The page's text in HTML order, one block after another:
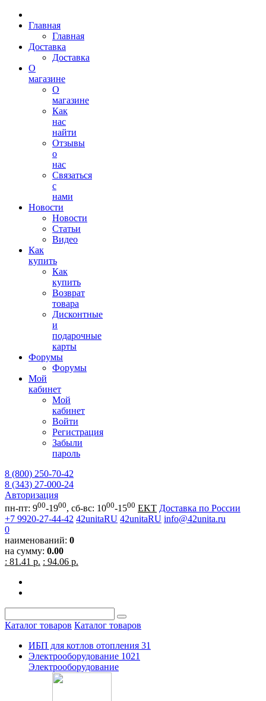
Главная
Главная
Доставка
Доставка
О
магазине
О
магазине
Как
нас
найти
Отзывы
о
нас
Связаться
с
нами
Новости
Новости
Статьи
Видео
Как
купить
Как
купить
Возврат
товара
Дисконтные
и
подарочные
карты
Форумы
Форумы
Мой
кабинет
Мой
кабинет
Войти
Регистрация
Забыли
пароль
8 (800) 250-70-42
8 (343) 27-000-24
Авторизация
пн-пт: 900-1900, сб-вс: 1000-1500 EKT Доставка по России
+7 9920-27-44-42 42unitaRU 42unitaRU info@42unita.ru
0
наименований: 0
на сумму: 0.00
: 81.41 р. : 94.06 р.
Каталог товаров Каталог товаров
ИБП для котлов отопления 31
Электрооборудование 1021
Электрооборудование